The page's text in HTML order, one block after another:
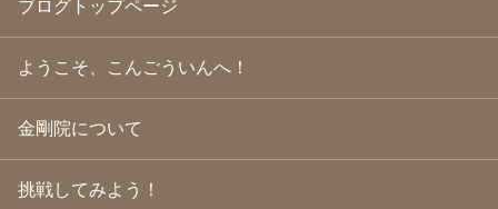
2009年10月(20)
2009年9月(20)
2009年8月 (18)
2009年7月
(21)
2009年6月(22)
2009年5月(20)
2009年2月(19)
ブログトップページ
ようこそ、こんごういんへ！
金剛院について
挑戦してみよう！